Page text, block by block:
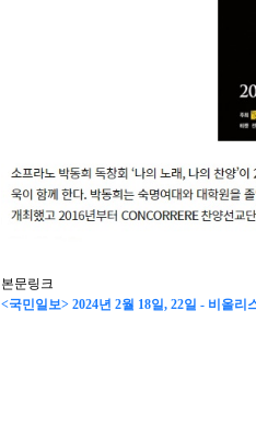
본문링크
<국민일보> 2024년 2월 18일, 22일 - 비올